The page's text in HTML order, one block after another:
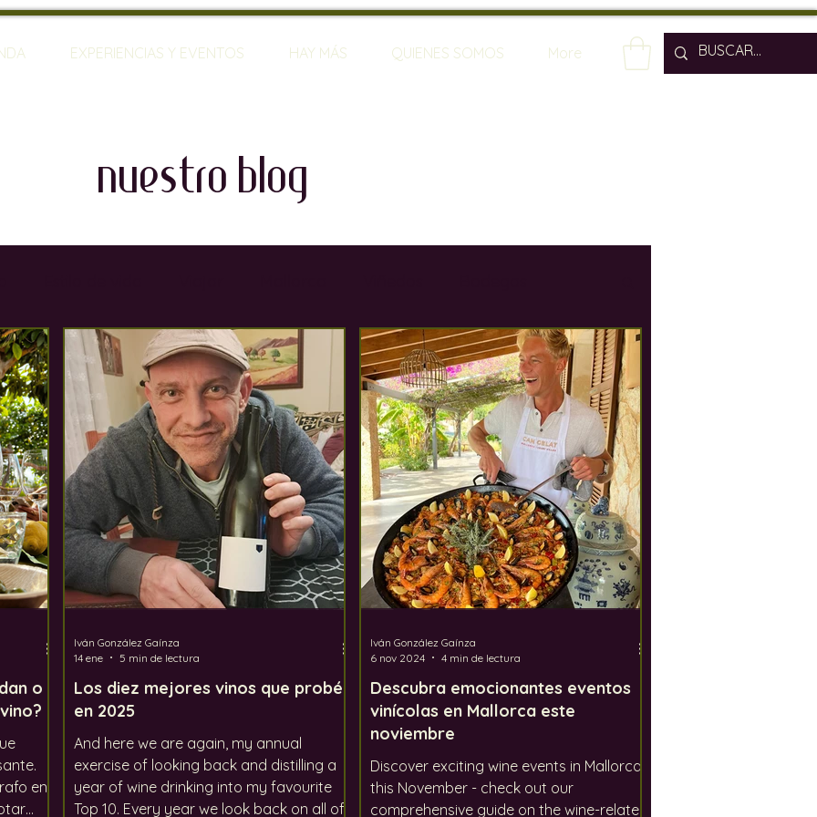
EXPERIENCIAS Y EVENTOS HAY MÁS QUIENES SOMOS More
nuestro blog
Restaurantes Sumilleres Bares de Vinos Enólogos
global Los defectos del vino Uvas Industria del vino Jerez
o
en
Los diez mejores vinos que probé
en 2025
And here we are again, my annual
exercise of looking back and distilling a
year of wine drinking into my favourite
Top 10. Every year we look back on all of
Iván González Gaínza
14 ene
5 min de lectura
Descubra emocionantes eventos
vinícolas en Mallorca este
noviembre
Discover exciting wine events in Mallorca
this November - check out our
comprehensive guide on the wine-related
Iván González Gaínza
6 nov 2024
4 min de lectura